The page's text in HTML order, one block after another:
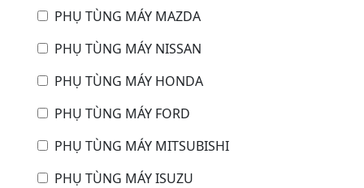
PHỤ TÙNG MÁY MAZDA
PHỤ TÙNG MÁY NISSAN
PHỤ TÙNG MÁY HONDA
PHỤ TÙNG MÁY FORD
PHỤ TÙNG MÁY MITSUBISHI
PHỤ TÙNG MÁY ISUZU